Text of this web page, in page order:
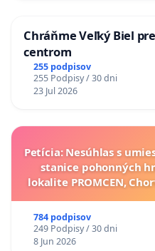
Chráňme Veľký Biel
centrom
255 podpisov
255 Podpisy / 30 dni
23 Jul 2026
Petícia: Nesúhlas s
stanice pohonných
lokalite PROMCEN,
784 podpisov
249 Podpisy / 30 dni
8 Jun 2026